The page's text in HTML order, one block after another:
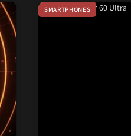
SMARTPHONES